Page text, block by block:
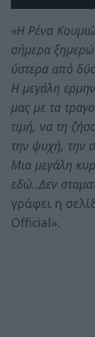
«H Ρένα
σήμερα
ύστερα από
Η μεγάλη
μας με τα
τιμή, να τη
την ψυχή, την
Μια μεγάλη
εδώ..Δεν
γράφει η
Official».